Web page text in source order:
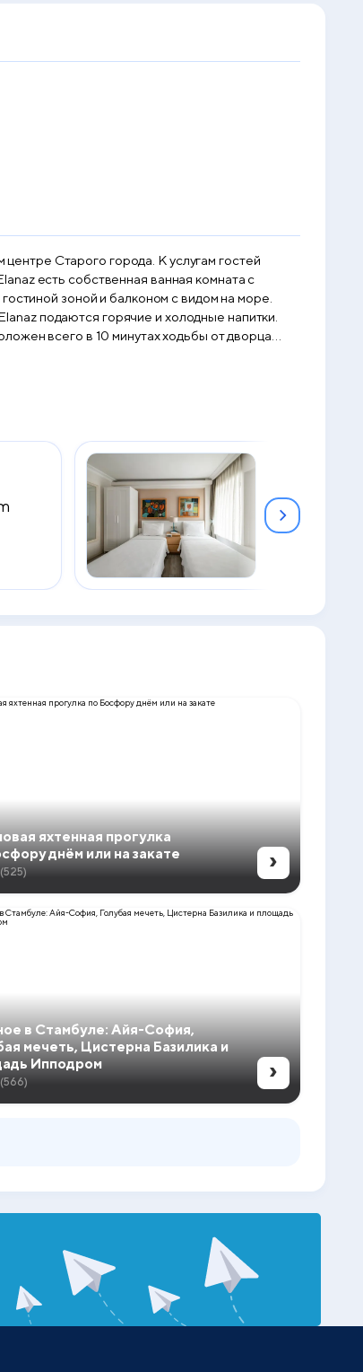
Старого города. К услугам гостей
зоной и балконом с видом на море.
подаются горячие и холодные напитки.
Economy
19 м 2
яхтенная прогулка
днём или на закате
(525) ›
в Стамбуле: Айя-София,
мечеть, Цистерна Базилика и
Ипподром
(566) ›